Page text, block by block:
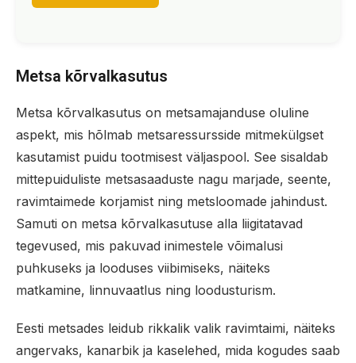
Metsa kõrvalkasutus
Metsa kõrvalkasutus on metsamajanduse oluline
aspekt, mis hõlmab metsaressursside mitmekülgset
kasutamist puidu tootmisest väljaspool. See sisaldab
mittepuiduliste metsasaaduste nagu marjade, seente,
ravimtaimede korjamist ning metsloomade jahindust.
Samuti on metsa kõrvalkasutuse alla liigitatavad
tegevused, mis pakuvad inimestele võimalusi
puhkuseks ja looduses viibimiseks, näiteks
matkamine, linnuvaatlus ning loodusturism.
Eesti metsades leidub rikkalik valik ravimtaimi, näiteks
angervaks, kanarbik ja kaselehed, mida kogudes saab